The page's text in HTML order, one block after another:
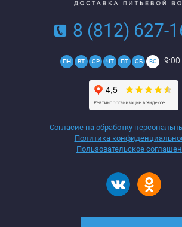
8 (812) 627-
ПН ВТ СР ЧТ ПТ СБ ВС 9:00
Согласие на обработку
Политика
Пользовательское